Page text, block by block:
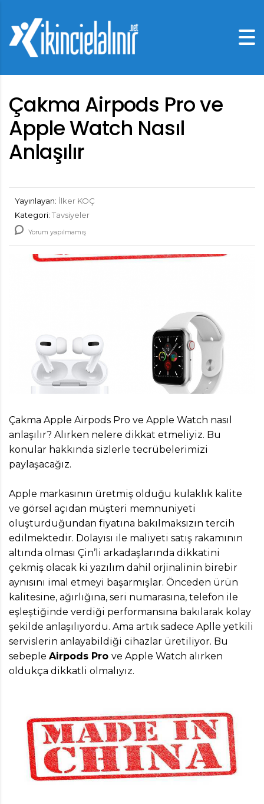
Çakma Airpods Pro ve
Apple Watch Nasıl
Anlaşılır
Yayınlayan: İlker KOÇ
Kategori: Tavsiyeler
Yorum yapılmamış
Çakma Apple Airpods Pro ve Apple Watch nasıl
anlaşılır? Alırken nelere dikkat etmeliyiz. Bu
konular hakkında sizlerle tecrübelerimizi
paylaşacağız.
Apple markasının üretmiş olduğu kulaklık kalite
ve görsel açıdan müşteri memnuniyeti
oluşturduğundan fiyatına bakılmaksızın tercih
edilmektedir. Dolayısı ile maliyeti satış rakamının
altında olması Çin’li arkadaşlarında dikkatini
çekmiş olacak ki yazılım dahil orjinalinin birebir
aynısını imal etmeyi başarmışlar. Önceden ürün
kalitesine, ağırlığına, seri numarasına, telefon ile
eşleştiğinde verdiği performansına bakılarak kolay
şekilde anlaşılıyordu. Ama artık sadece Aplle yetkili
servislerin anlayabildiği cihazlar üretiliyor. Bu
sebeple Airpods Pro ve Apple Watch alırken
oldukça dikkatli olmalıyız.